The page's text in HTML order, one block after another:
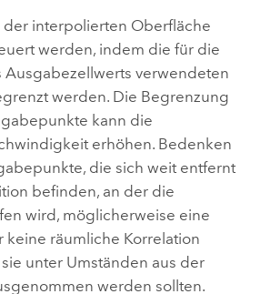
der interpolierten Oberfläche
werden, indem die für die
verwendeten
werden. Die Begrenzung
kann die
erhöhen. Bedenken
die sich weit entfernt
befinden, an der die
wird, möglicherweise eine
keine räumliche Korrelation
unter Umständen aus der
werden sollten.